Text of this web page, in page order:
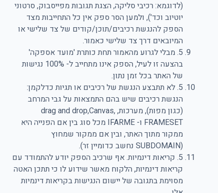
(לדוגמא: רכיבי סליקה, הצגת תגובות מפייסבוק, סרטוני
יוטיוב וכד'), ולמען הסר ספק אין כל התחייבות מצד
הספק להנגשת רכיבים/תוכן/קודים של צד שלישי או
המיובאים דרך צד שלישי כאמור.
5. מבלי לגרוע מהאמור תחת כותרת 'מועד אספקה'
בהצעה זו לעיל, הספק אינו מתחייב ל- 100% נגישות
של האתר בכל זמן נתון.
5. לא תתבצע הנגשת של רכיבים או תגיות כדלקמן:
הנגשת רכיבים שיש בהם התמצאות על גבי המרחב
(כגון מפות), מערכות, drag and drop,Canvas,
FRAMESET ו- IFARME מכל סוג בין אם הפנייה היא
ממקור מתוך האתר, ובין אם ממקור שמחוץ
(SUBDOMAIN נחשב כדומיין זר).
5. קריאות דינמיות. אף שרכיב הספק יודע להתמודד עם
קריאות דינמיות, הלקוח מאשר שידוע לו כי תתכן האטה
מסוימת בתגובה של יישום הנגישות בקריאות דינמיות